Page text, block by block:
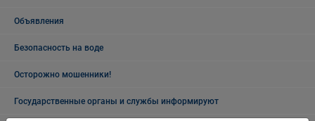
Объявления
Безопасность на воде
Осторожно мошенники!
Государственные органы и службы информируют